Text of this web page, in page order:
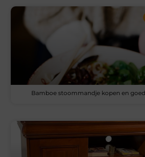
Bamboe stoommandje kopen en